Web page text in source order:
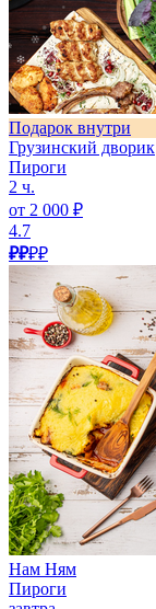
Подарок внутри
Грузинский дворик
Пироги
2 ч.
от 2 000 ₽
4.7
₽₽₽₽
Нам Ням
Пироги